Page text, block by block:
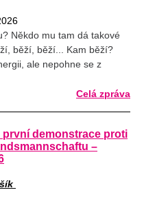
Někdo mu tam dá takové
běží, běží... Kam běží?
ale nepohne se z
Celá zpráva
první demonstrace proti
–